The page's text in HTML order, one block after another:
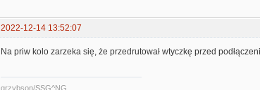
2022-12-14 13:52:07
Na priw kolo zarzeka się, że przedrutował wtyczkę przed
grzybson/SSG^NG